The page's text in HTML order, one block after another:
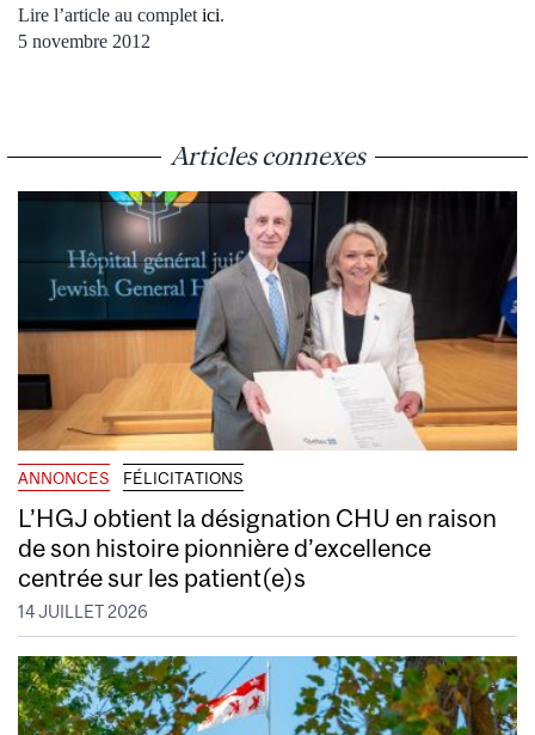
Lire l’article au complet ici.
5 novembre 2012
Articles connexes
ANNONCES FÉLICITATIONS
L’HGJ obtient la désignation CHU en raison
de son histoire pionnière d’excellence
centrée sur les patient(e)s
14 JUILLET 2026